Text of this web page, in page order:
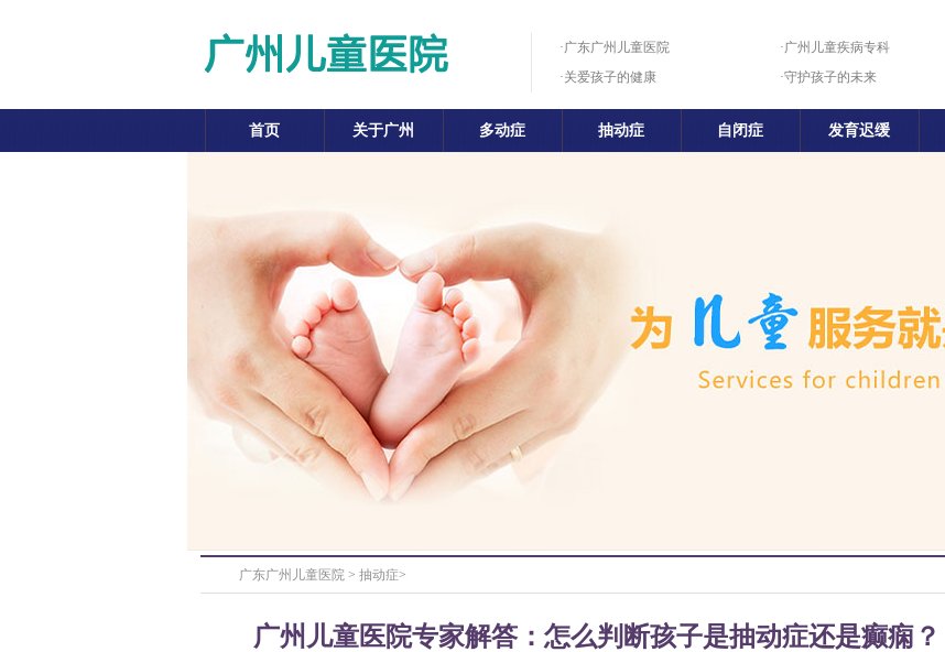
·广东广州儿童医院
·广州儿童疾病专科
·关爱孩子的健康
·守护孩子的未来
首页 关于广州 多动症 抽动症 自闭症 发育迟缓
广东广州儿童医院 > 抽动症>
广州儿童医院专家解答：怎么判断孩子是抽动症还是癫痫？